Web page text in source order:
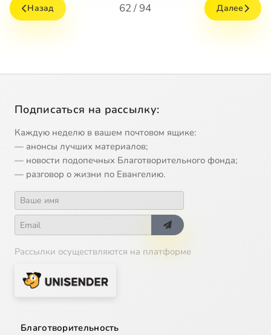
Назад 62 / 94 Далее
Подписаться на рассылку:
Каждую неделю в вашем почтовом ящике:
— анонсы лучших материалов;
— новости подопечных Благотворительного фонда;
— разговор о жизни по Евангелию.
Рассылки осуществляются на платформе
Благотворительность